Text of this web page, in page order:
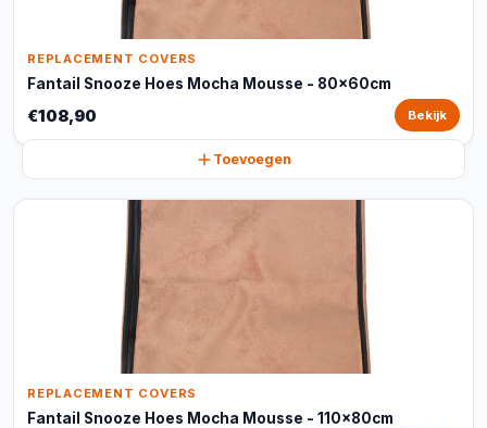
REPLACEMENT COVERS
Fantail Snooze Hoes Mocha Mousse - 80x60cm
€108,90 Bekijk
Toevoegen
REPLACEMENT COVERS
Fantail Snooze Hoes Mocha Mousse - 110x80cm